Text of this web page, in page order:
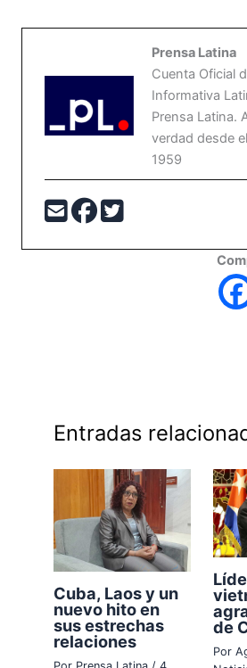
Prensa Latina
Cuenta Oficial
Informativa
Prensa Latina.
verdad desde
1959
Entradas
Cuba, Laos y un
nuevo hito en
sus estrechas
relaciones
de
Por